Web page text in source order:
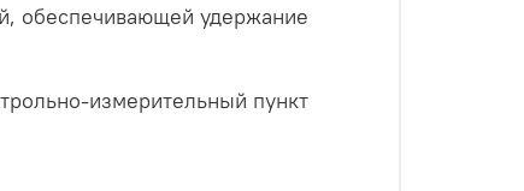
обеспечивающей удержание
измерительный пункт